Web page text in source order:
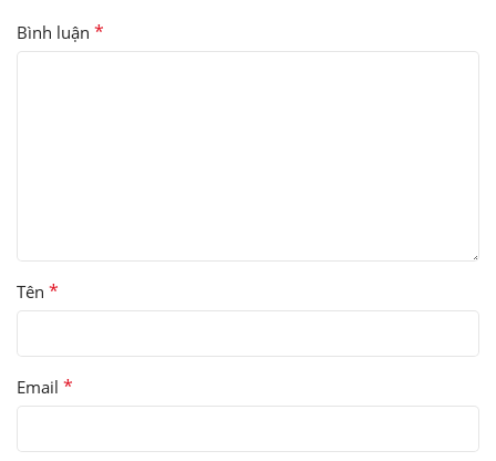
Bình luận *
Tên *
Email *